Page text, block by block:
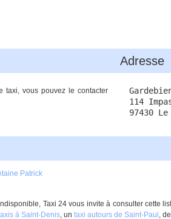
taxi, vous pouvez le contacter
Adresse
114
97430 Le
Patrick
Taxi 24 vous invite à consulter cette
à Saint-Denis, un taxi autours de Saint-Paul ,